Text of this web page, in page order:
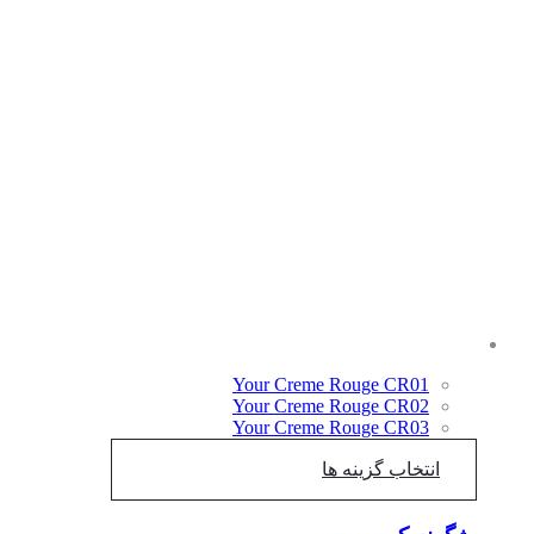
Your Creme Rouge CR01
Your Creme Rouge CR02
Your Creme Rouge CR03
انتخاب گزینه ها